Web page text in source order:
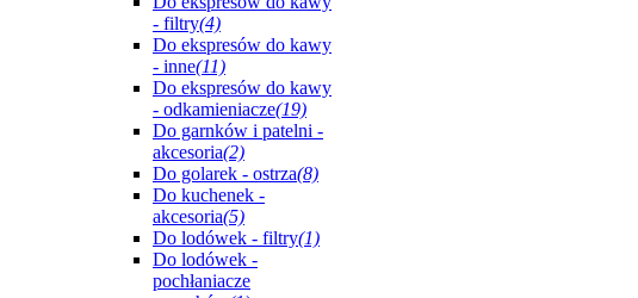
- filtry(4)
Do ekspresów do kawy
- inne(11)
Do ekspresów do kawy
- odkamieniacze(19)
Do garnków i patelni -
akcesoria(2)
Do golarek - ostrza(8)
Do kuchenek -
akcesoria(5)
Do lodówek - filtry(1)
Do lodówek -
pochłaniacze